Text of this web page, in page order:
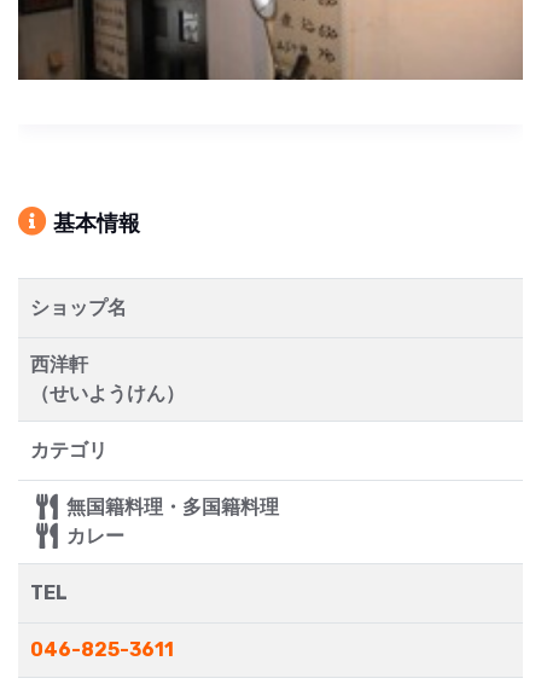
基本情報
ショップ名
西洋軒
（せいようけん）
カテゴリ
無国籍料理・多国籍料理
カレー
TEL
046-825-3611